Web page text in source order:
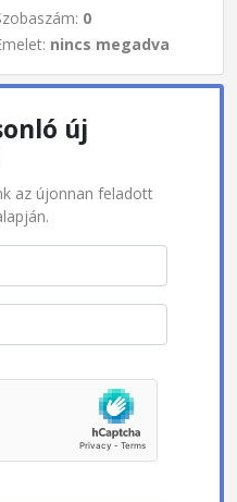
0
nincs megadva
új
az újonnan feladott